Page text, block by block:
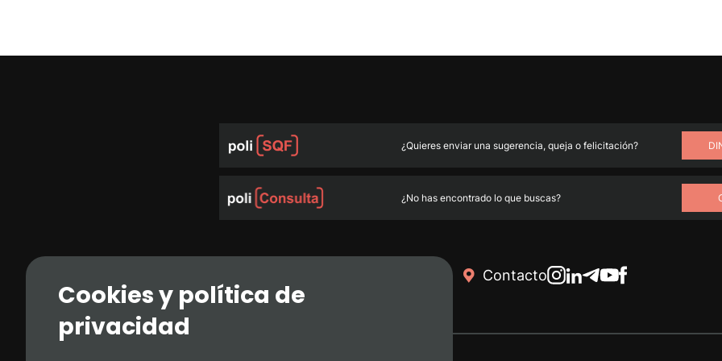
Cookies y política de
privacidad
¿Quieres enviar una sugerencia, queja o felicitación?
¿No has encontrado lo que buscas?
Contacto